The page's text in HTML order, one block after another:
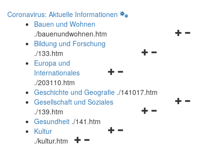
Coronavirus: Aktuelle Informationen
Bauen und Wohnen
./bauenundwohnen.htm
Navigationsmenü
Bildung und Forschung
./133.htm
Navigationsmenü
und
schließen
Europa und
Internationales
./203110.htm
Geschichte und Geografie ./141017.htm
Navigationsmenü
Gesellschaft und Soziales
./139.htm
Navigationsmenü
Gesundheit ./141.htm
Navigationsmenü
Kultur
./kultur.htm